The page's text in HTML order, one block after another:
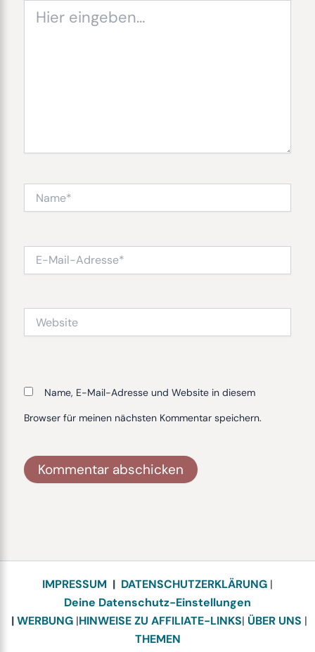
eingeben…
Mail-
Name, E-Mail-Adresse und Website in diesem
Browser für meinen nächsten Kommentar speichern.
IMPRESSUM | DATENSCHUTZERKLÄRUNG |
Deine Datenschutz-Einstellungen
|WERBUNG |HINWEISE ZU AFFILIATE-LINKS| ÜBER UNS |
THEMEN